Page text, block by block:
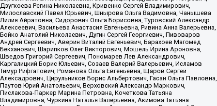
Дзугкоева Регина Николаевна, Кривенко Сергей Владимирович,
Милославский Павел Юрьевич, Шнырова Ольга Вадимовна, Чанышева
Лилия Айратовна, Сидорович Ольга Борисовна, Туровский Александр
Алексеевич, Васильева Анастасия Евгеньевна, Ривина Анна Валерьевна,
Бойко Анатолий Николаевич, Дугин Сергей Георгиевич, Пивоваров
Андрей Сергеевич, Аверин Виталий Евгеньевич, Барахоев Магомед
Бекханович, Шарипков Олег Викторович, Мошель Ирина Ароновна,
Шведов Григорий Сергеевич, Пономарев Лев Александрович,
Каргалицкий Борис Юльевич, Созаев Валерий Валерьевич, Исламов
Тимур Рифгатович, Романова Ольга Евгеньевна, Щаров Сергей
Алексадрович, Цирульников Борис Альбертович, Гасан Ольга Павловна,
Паутов Юрий Анатольевич, Верховский Александр Маркович,
Пислакова-Паркер Марина Петровна, Кочеткова Татьяна
Владимировна, Чуркина Наталья Валерьевна, Акимова Татьяна